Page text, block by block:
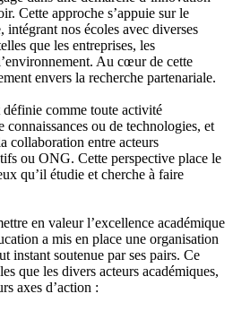
Cette approche s’appuie sur le
intégrant nos écoles avec diverses
que les entreprises, les
Au cœur de cette
envers la recherche partenariale.
définie comme toute activité
ou de technologies, et
collaboration entre acteurs
ou ONG. Cette perspective place le
qu’il étudie et cherche à faire
en valeur l’excellence académique
a mis en place une organisation
instant soutenue par ses pairs. Ce
que les divers acteurs académiques,
axes d’action :